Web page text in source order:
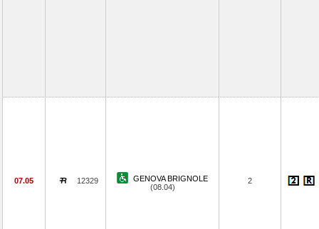
07.05 12329
GENOVA BRIGNOLE
(08.04)
2